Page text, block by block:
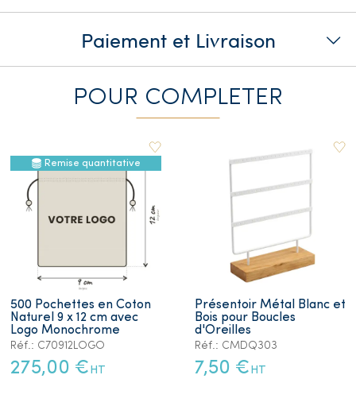
Paiement et Livraison
POUR COMPLETER
Remise quantitative
500 Pochettes en Coton
Naturel 9 x 12 cm avec
Logo Monochrome
Réf.: C70912LOGO
275,00 € HT
Présentoir Métal Blanc et
Bois pour Boucles
d'Oreilles
Réf.: CMDQ303
7,50 € HT